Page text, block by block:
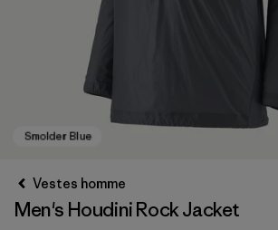
Vestes homme
Men's Houdini Rock Jacket